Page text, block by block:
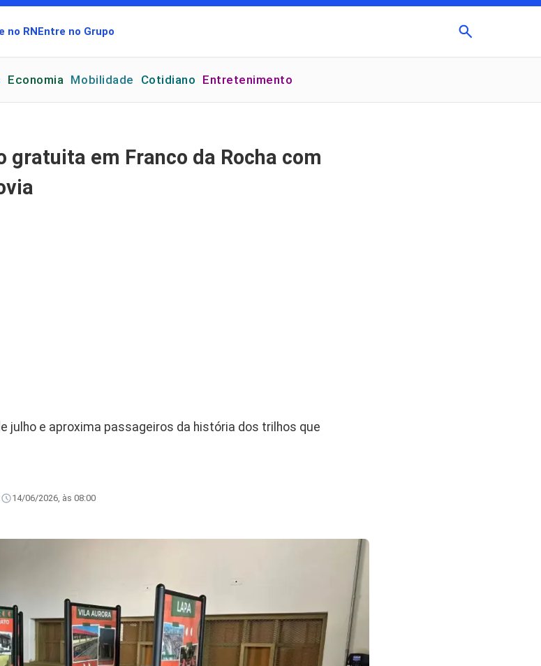
no RNEntre no Grupo
Buscar
Economia Mobilidade Cotidiano Entretenimento
gratuita em Franco da Rocha com
julho e aproxima passageiros da história dos trilhos que
14/06/2026, às 08:00